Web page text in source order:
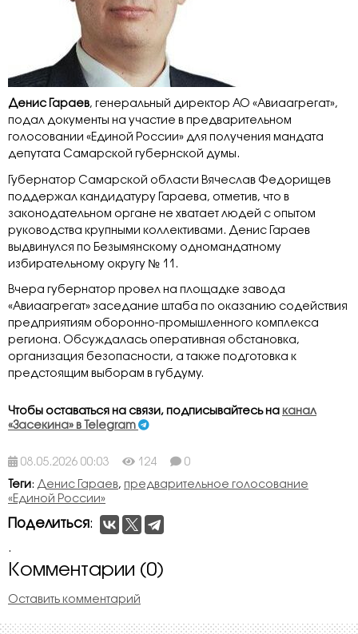
Денис Гараев, генеральный директор АО «Авиаагрегат»,
подал документы на участие в предварительном
голосовании «Единой России» для получения мандата
депутата Самарской губернской думы.
Губернатор Самарской области Вячеслав Федорищев
поддержал кандидатуру Гараева, отметив, что в
законодательном органе не хватает людей с опытом
руководства крупными коллективами. Денис Гараев
выдвинулся по Безымянскому одномандатному
избирательному округу № 11.
Вчера губернатор провел на площадке завода
«Авиаагрегат» заседание штаба по оказанию содействия
предприятиям оборонно-промышленного комплекса
региона. Обсуждалась оперативная обстановка,
организация безопасности, а также подготовка к
предстоящим выборам в губдуму.
Чтобы оставаться на связи, подписывайтесь на канал
«Засекина» в Telegram
08.05.2026 00:03 124 0
Теги: Денис Гараев, предварительное голосование
«Единой России»
Поделиться :
.
Комментарии (0)
Оставить комментарий